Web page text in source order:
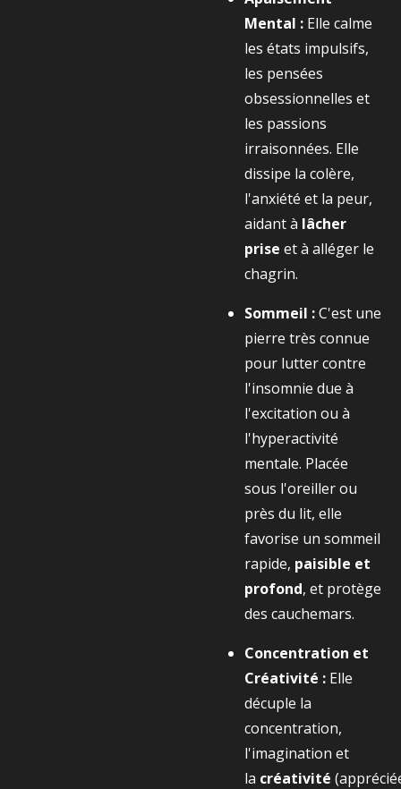
Mental : Elle calme
les états impulsifs,
les pensées
obsessionnelles et
les passions
irraisonnées. Elle
dissipe la colère,
l'anxiété et la peur,
aidant à lâcher
prise et à alléger le
chagrin.
Sommeil :C'est une
pierre très connue
pour lutter contre
l'insomnie due à
l'excitation ou à
l'hyperactivité
mentale. Placée
sous l'oreiller ou
près du lit, elle
favorise un sommeil
rapide, paisible et
profond, et protège
des cauchemars.
Concentration et
Créativité : Elle
décuple la
concentration,
l'imagination et
la créativité